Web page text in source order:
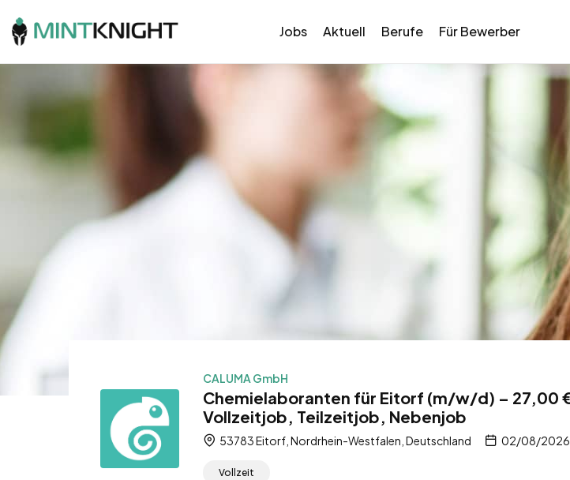
Jobs Aktuell Berufe Für Bewerber
CALUMA GmbH
Chemielaboranten für Eitorf (m/w/d) – 27,00
Vollzeitjob, Teilzeitjob, Nebenjob
53783 Eitorf, Nordrhein-Westfalen, Deutschland 02/08/2026
Vollzeit